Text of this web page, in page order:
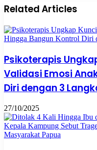
Email
Related Articles
Psikoterapis
Validasi Emosi
Diri dengan 3
27/10/2025